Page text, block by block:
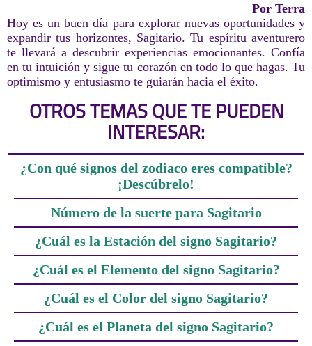
Por Terra
Hoy es un buen día para explorar nuevas oportunidades y
expandir tus horizontes, Sagitario. Tu espíritu aventurero
te llevará a descubrir experiencias emocionantes. Confía
en tu intuición y sigue tu corazón en todo lo que hagas. Tu
optimismo y entusiasmo te guiarán hacia el éxito.
OTROS TEMAS QUE TE PUEDEN
INTERESAR:
¿Con qué signos del zodiaco eres compatible?
¡Descúbrelo!
Número de la suerte para Sagitario
¿Cuál es la Estación del signo Sagitario?
¿Cuál es el Elemento del signo Sagitario?
¿Cuál es el Color del signo Sagitario?
¿Cuál es el Planeta del signo Sagitario?